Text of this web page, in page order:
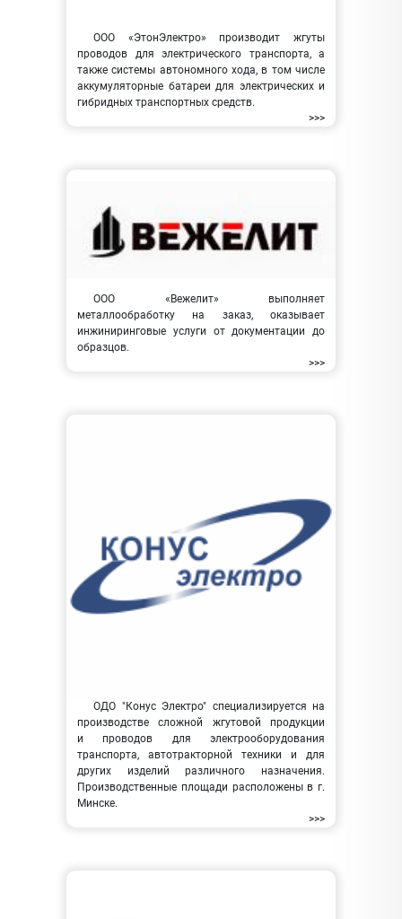
ООО «ЭтонЭлектро» производит жгуты
проводов для электрического транспорта, а
также системы автономного хода, в том числе
аккумуляторные батареи для электрических и
гибридных транспортных средств.
>>>
ООО «Вежелит» выполняет
металлообработку на заказ, оказывает
инжиниринговые услуги от документации до
образцов.
>>>
ОДО "Конус Электро" специализируется на
производстве сложной жгутовой продукции
и проводов для электрооборудования
транспорта, автотракторной техники и для
других изделий различного назначения.
Производственные площади расположены в г.
Минске.
>>>